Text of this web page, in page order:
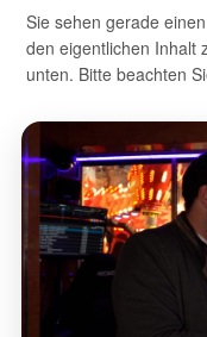
Sie sehen gerade
den eigentlichen Inhalt
unten. Bitte beachten